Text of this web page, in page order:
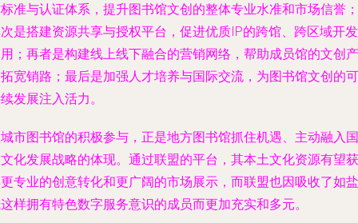
准与认证体系，提升图书馆文创的整体专业水准和市场信誉；
是搭建资源共享与授权平台，促进优质IP的跨馆、跨区域开发
；再者是构建线上线下融合的营销网络，帮助成员馆的文创产
宽销路；最后是加强人才培养与国际交流，为图书馆文创的可
发展注入活力。
市图书馆的积极参与，正是地方图书馆抓住机遇、主动融入国
化发展战略的体现。通过联盟的平台，其本土文化资源有望获
专业的创意转化和更广阔的市场展示，而联盟也因吸收了如盐
样拥有特色数字服务意识的成员而更加充实和多元。